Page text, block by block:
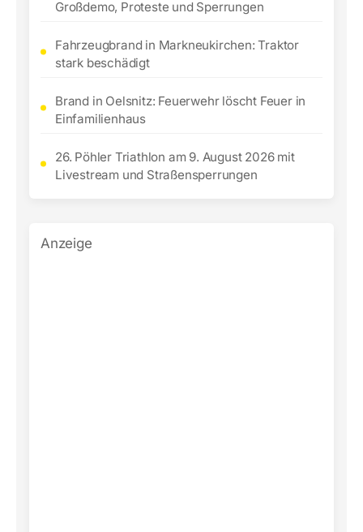
Großdemo, Proteste und Sperrungen
Fahrzeugbrand in Markneukirchen: Traktor
stark beschädigt
Brand in Oelsnitz: Feuerwehr löscht Feuer in
Einfamilienhaus
26. Pöhler Triathlon am 9. August 2026 mit
Livestream und Straßensperrungen
Anzeige